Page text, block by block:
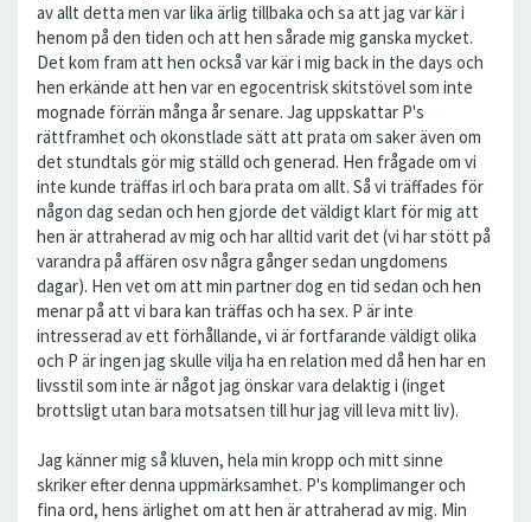
av allt detta men var lika ärlig tillbaka och sa att jag var kär i
henom på den tiden och att hen sårade mig ganska mycket.
Det kom fram att hen också var kär i mig back in the days och
hen erkände att hen var en egocentrisk skitstövel som inte
mognade förrän många år senare. Jag uppskattar P's
rättframhet och okonstlade sätt att prata om saker även om
det stundtals gör mig ställd och generad. Hen frågade om vi
inte kunde träffas irl och bara prata om allt. Så vi träffades för
någon dag sedan och hen gjorde det väldigt klart för mig att
hen är attraherad av mig och har alltid varit det (vi har stött på
varandra på affären osv några gånger sedan ungdomens
dagar). Hen vet om att min partner dog en tid sedan och hen
menar på att vi bara kan träffas och ha sex. P är inte
intresserad av ett förhållande, vi är fortfarande väldigt olika
och P är ingen jag skulle vilja ha en relation med då hen har en
livsstil som inte är något jag önskar vara delaktig i (inget
brottsligt utan bara motsatsen till hur jag vill leva mitt liv).
Jag känner mig så kluven, hela min kropp och mitt sinne
skriker efter denna uppmärksamhet. P's komplimanger och
fina ord, hens ärlighet om att hen är attraherad av mig. Min